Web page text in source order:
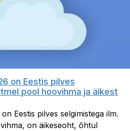
on Eestis pilves
pool hoovihma ja äikest
Eestis pilves selgimistega ilm.
on äikeseoht, õhtul